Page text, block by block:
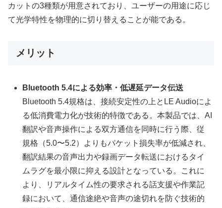
カットの3種類が用意されており、ユーザーの用途に応じ
て光学特性を物理的に切り替えることが能である。
メリット
Bluetooth 5.4による効率・低遅延データ伝送
Bluetooth 5.4規格は、接続安定性の上とLE Audioによ
る低消費電力化が技術的特徴である。本製品では、AI
翻訳や音声操作による双方通信を同時に行う際、従
規格（5.0〜5.2）よりもパケット損失率が低減され、
翻訳結果の音声出力や録画データ転送におけるタイ
ムラグを最小限に抑える設計となっている。これに
より、リアルタイム性の要求される話支援や作業記
録において、通信途絶や音声の途切れを防ぐ技術的